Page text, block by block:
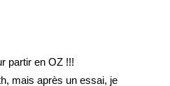
partir en OZ !!!
mais après un essai, je